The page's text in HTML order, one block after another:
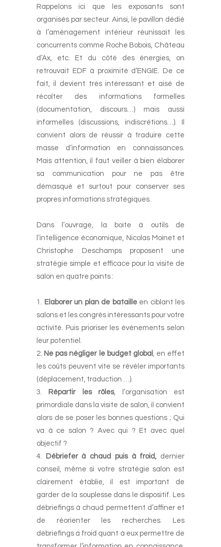
Rappelons ici que les exposants sont
organisés par secteur. Ainsi, le pavillon dédié
à l’aménagement intérieur réunissait les
concurrents comme Roche Bobois, Château
d’Ax, etc. Et du côté des énergies, on
retrouvait EDF à proximité d’ENGIE. De ce
fait, il devient très intéressant et aisé de
récolter des informations formelles
(documentation, discours…) mais aussi
informelles (discussions, indiscrétions…). Il
convient alors de réussir à traduire cette
masse d’information en connaissances.
Mais attention, il faut veiller à bien élaborer
sa communication pour ne pas être
démasqué et surtout pour conserver ses
propres informations stratégiques.
Dans l’ouvrage, la boite à outils de
l’intelligence économique, Nicolas Moinet et
Christophe Deschamps proposent une
stratégie simple et efficace pour la visite de
salon en quatre points :
Elaborer un plan de bataille en ciblant les
salons et les congrès intéressants pour votre
activité. Puis prioriser les événements selon
leur potentiel.
Ne pas négliger le budget global
, en effet
les coûts peuvent vite se révéler importants
(déplacement, traduction …).
Répartir les rôles, l’organisation est
primordiale dans la visite de salon, il convient
alors de se poser les bonnes questions ; Qui
va à ce salon ? Avec qui ? Et avec quel
objectif ?
Débriefer à chaud puis à froid, dernier
conseil, même si votre stratégie salon est
clairement établie, il est important de
garder de la souplesse dans le dispositif. Les
débriefings à chaud permettent d’affiner et
de réorienter les recherches. Les
débriefings à froid quant à eux permettre de